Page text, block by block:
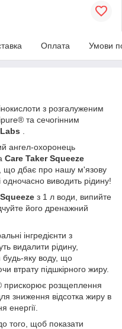
Оплата Умови
з розгалуженим
та сечогінним
ангел-охоронець
Care Taker Squeeze
що дбає про нашу м'язову
виводить рідину!
з 1 л води, випийте
його дренажний
інгредієнти з
видалити рідину,
будь-яку воду, що
втрату підшкірного жиру.
прискорює розщеплення
зниження відсотка жиру в
енергії.
того, щоб показати